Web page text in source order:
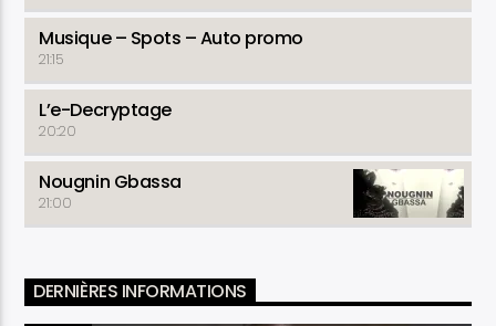
Musique – Spots – Auto promo
21:15
L’e-Decryptage
20:20
Nougnin Gbassa
21:00
DERNIÈRES INFORMATIONS